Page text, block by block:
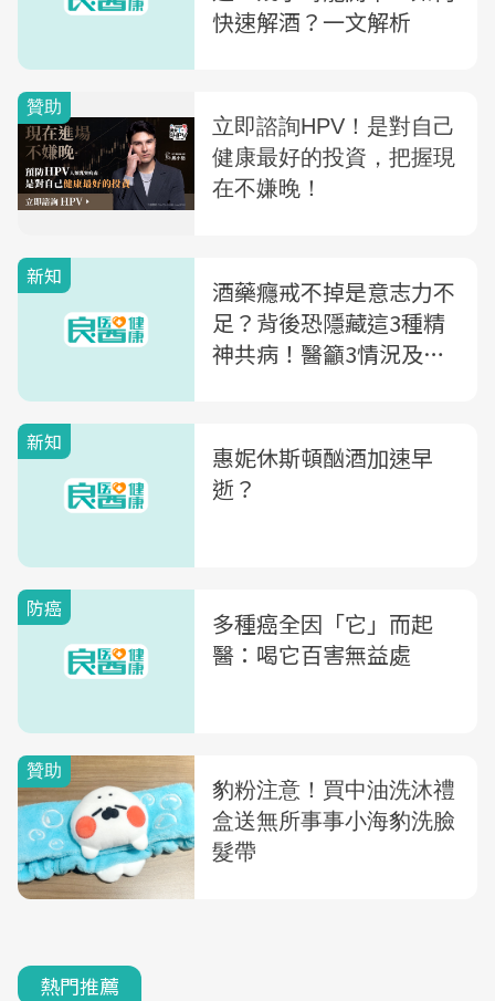
快速解酒？一文解析
新知
酒藥癮戒不掉是意志力不
足？背後恐隱藏這3種精
神共病！醫籲3情況及早
新知
惠妮休斯頓酗酒加速早
逝？
防癌
多種癌全因「它」而起
醫：喝它百害無益處
熱門推薦